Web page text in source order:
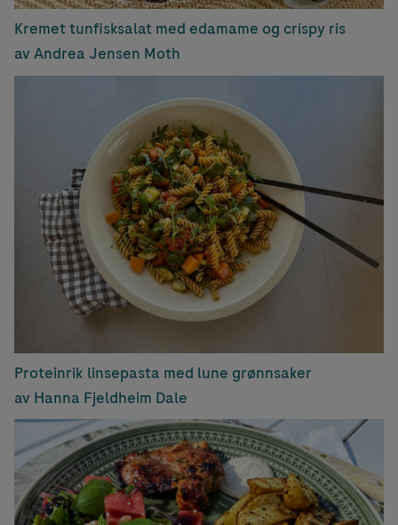
Kremet tunfisksalat med edamame og crispy ris
av Andrea Jensen Moth
Proteinrik linsepasta med lune grønnsaker
av Hanna Fjeldheim Dale